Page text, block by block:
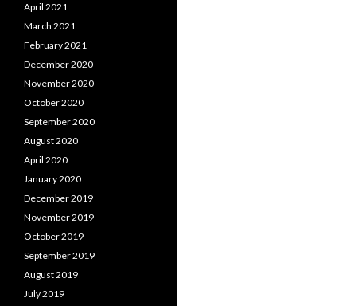
April 2021
March 2021
February 2021
December 2020
November 2020
October 2020
September 2020
August 2020
April 2020
January 2020
December 2019
November 2019
October 2019
September 2019
August 2019
July 2019